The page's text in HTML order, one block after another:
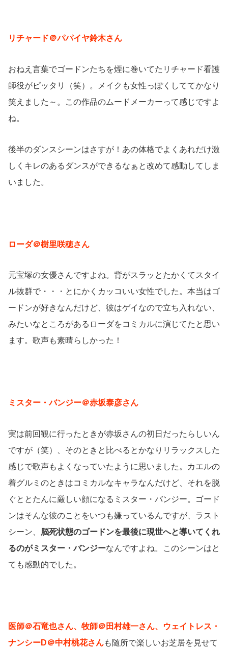
リチャード＠パパイヤ鈴木さん
おねえ言葉でゴードンたちを煙に巻いてたリチャード看護
師役がピッタリ（笑）。メイクも女性っぽくしててかなり
笑えました～。この作品のムードメーカーって感じですよ
ね。
後半のダンスシーンはさすが！あの体格でよくあれだけ激
しくキレのあるダンスができるなぁと改めて感動してしま
いました。
ローダ＠樹里咲穂さん
元宝塚の女優さんですよね。背がスラッとたかくてスタイ
ル抜群で・・・とにかくカッコいい女性でした。本当はゴ
ードンが好きなんだけど、彼はゲイなので立ち入れない、
みたいなところがあるローダをコミカルに演じてたと思い
ます。歌声も素晴らしかった！
ミスター・バンジー＠赤坂泰彦さん
実は前回観に行ったときが赤坂さんの初日だったらしいん
ですが（笑）、そのときと比べるとかなりリラックスした
感じで歌声もよくなっていたように思いました。カエルの
着グルミのときはコミカルなキャラなんだけど、それを脱
ぐととたんに厳しい顔になるミスター・バンジー。ゴード
ンはそんな彼のことをいつも嫌っているんですが、ラスト
シーン、 脳死状態のゴードンを最後に現世へと導いてくれ
るのがミスター・バンジーなんですよね。このシーンはと
ても感動的でした。
医師＠石竜也さん、牧師＠田村雄一さん、ウェイトレス・
ナンシーD＠中村桃花さんも随所で楽しいお芝居を見せて